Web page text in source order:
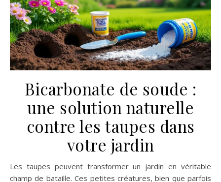
Bicarbonate de soude :
une solution naturelle
contre les taupes dans
votre jardin
Les taupes peuvent transformer un jardin en véritable
champ de bataille. Ces petites créatures, bien que parfois